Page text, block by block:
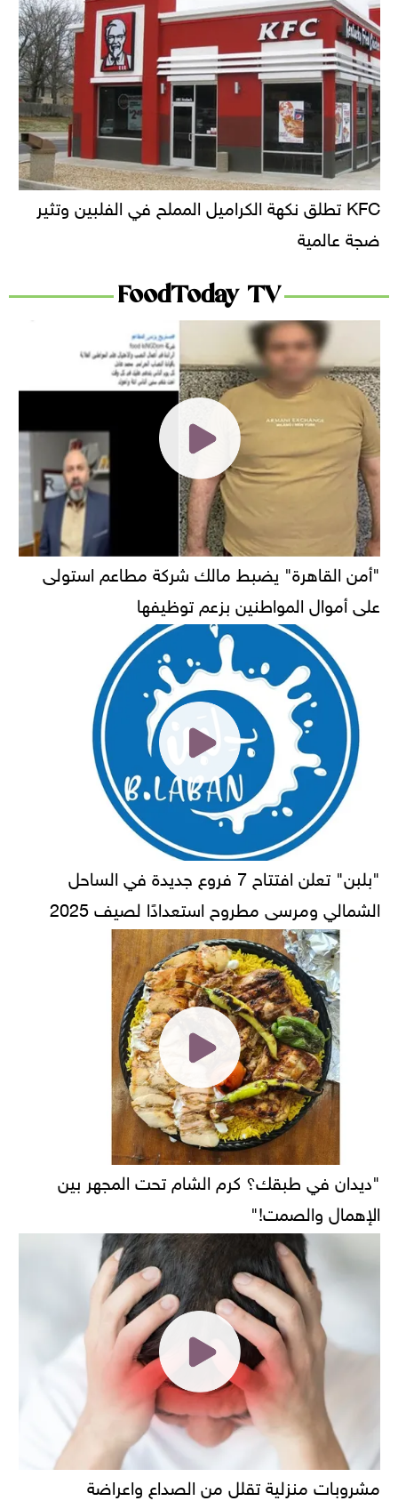
KFC تطلق نكهة الكراميل المملح في الفلبين وتثير
ضجة عالمية
FoodToday TV
"أمن القاهرة" يضبط مالك شركة مطاعم استولى
على أموال المواطنين بزعم توظيفها
"بلبن" تعلن افتتاح 7 فروع جديدة في الساحل
الشمالي ومرسى مطروح استعدادًا لصيف 2025
"ديدان في طبقك؟ كرم الشام تحت المجهر بين
الإهمال والصمت!"
مشروبات منزلية تقلل من الصداع واعراضة